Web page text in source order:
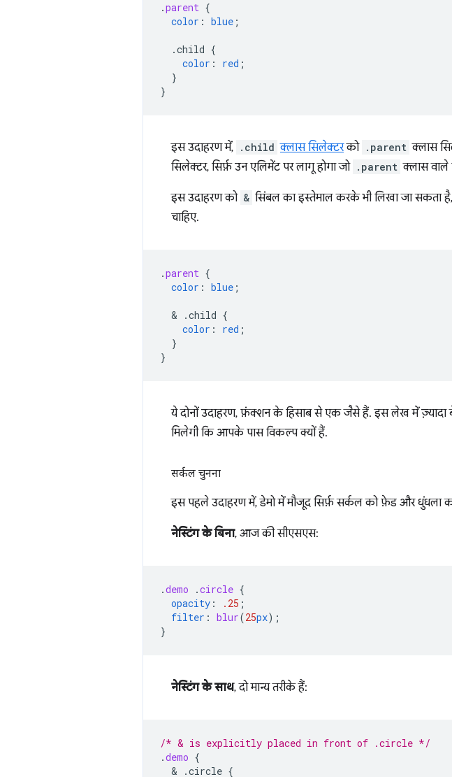
.parent {
color : blue ;
.child {
color : red ;
}
}
इस उदाहरण में, .child क्लास सिलेक्टरको .parent क्लास
सिलेक्टर, सिर्फ़ उन एलिमेंट पर लागू होगा जो .parent क्लास वाले
इस उदाहरण को & सिंबल का इस्तेमाल करके भी लिखा जा सकता
चाहिए.
.parent {
color : blue ;
  &
.child {
color : red ;
}
}
ये दोनों उदाहरण, फ़ंक्शन के हिसाब से एक जैसे हैं. इस लेख में ज़्यादा
मिलेगी कि आपके पास विकल्प क्यों हैं.
सर्कल चुनना
इस पहले उदाहरण में, डेमो में मौजूद सिर्फ़ सर्कल को फ़ेड और धुंधला
नेस्टिंग के बिना, आज की सीएसएस:
.demo .circle {
opacity : .25 ;
filter : blur(25px);
}
नेस्टिंग के साथ, दो मान्य तरीके हैं:
/* & is explicitly placed in front of .circle */
.demo {
  &
.circle {